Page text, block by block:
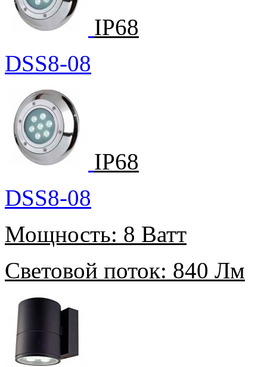
IP68
DSS8-08
IP68
DSS8-08
Мощность: 8 Ватт
Световой поток: 840 Лм